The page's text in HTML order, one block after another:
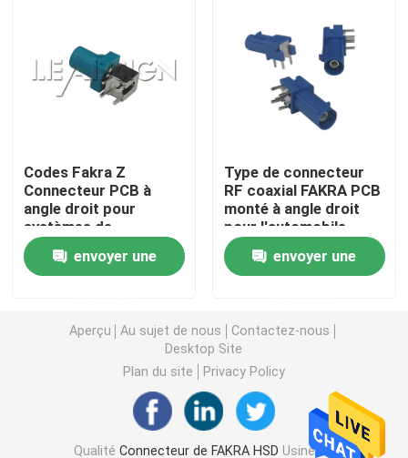
Connecteur de carte PCB de FAKRA
Mini connecteurs de FAKRA
Câble d'extension de FAKRA
Câble coaxial de liaison de FAKRA
Adaptateur d'antenne de FAKRA
Câble de HSD LVDS
Codes Fakra Z
Connecteur PCB à
angle droit pour
systèmes de
communication
embarquésenvoyer une
Type de connecteur
RF coaxial FAKRA PCB
monté à angle droit
pour l'automobile
envoyer une
Aperçu Au sujet de nous
Contactez-nous
Desktop Site
Plan du site
Privacy Policy
Qualité Connecteur de FAKRA HSD Usine De